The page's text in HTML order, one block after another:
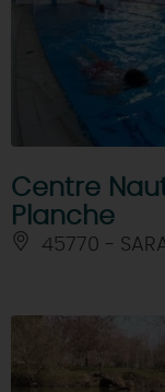
Centre
Planche
45770 -